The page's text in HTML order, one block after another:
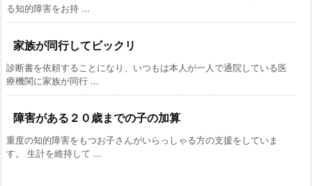
る知的障害をお持 ...
家族が同行してビックリ
診断書を依頼することになり、いつもは本人が一人で通院している医
療機関に家族が同行 ...
障害がある２０歳までの子の加算
重度の知的障害をもつお子さんがいらっしゃる方の支援をしていま
す。 生計を維持して ...